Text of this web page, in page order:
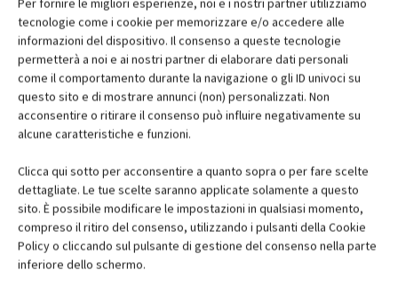
tecnologie come i cookie per memorizzare e/o accedere alle
informazioni del dispositivo. Il consenso a queste tecnologie
permetterà a noi e ai nostri partner di elaborare dati personali
come il comportamento durante la navigazione o gli ID univoci su
questo sito e di mostrare annunci (non) personalizzati. Non
acconsentire o ritirare il consenso può influire negativamente su
alcune caratteristiche e funzioni.
Clicca qui sotto per acconsentire a quanto sopra o per fare scelte
dettagliate. Le tue scelte saranno applicate solamente a questo
sito. È possibile modificare le impostazioni in qualsiasi momento,
compreso il ritiro del consenso, utilizzando i pulsanti della Cookie
Policy o cliccando sul pulsante di gestione del consenso nella parte
inferiore dello schermo.
Dipartimento di Scienza e Tecnologie dell'ambiente costruito
(BEST - Building Environment Science and Technology) del
Politecnico di Milano e membro dell'Unità di Ricerca SPACE
(Sperimentazione e Processi nel progetto di Architettura e nel
Ciclo di vita dei prodotti Edilizi) presso lo stesso Dipartimento.
Sviluppa la propria attività scientifica attorno al ruolo
approfondendo i seguenti fulcri tematici: i sistemi costruttivi
portatili e adattabili, i metodi e le tecnologie per la reversibilità
della costruzione, le tecniche di assemblaggio a secco e la loro
applicabilità al settore residenziale, i processi produttivi dei
materiali avanzati, con particolare riferimento ai tessili tecnici. E'